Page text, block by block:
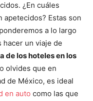
¿En cuáles
apetecidos? Estas son
a lo largo
un viaje de
de los hoteles en los
olvides que en
de México, es ideal
en auto como las que